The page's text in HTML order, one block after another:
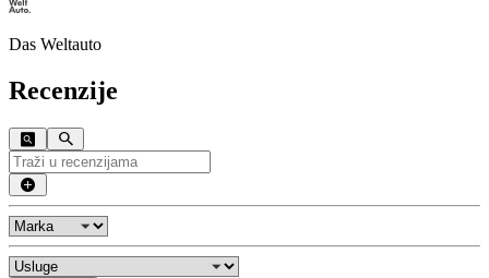
Das Weltauto
Recenzije